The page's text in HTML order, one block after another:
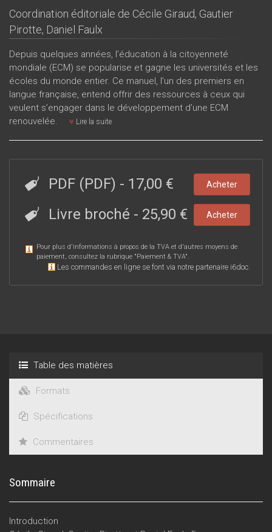
Coordination éditoriale de Cécile Giraud, Gautier
Pirotte, Daniel Faulx
Depuis quelques années, l'éducation à la citoyenneté
mondiale (ECM) se popularise et gagne les universités et les
écoles du monde entier. Ce manuel, l’un des premiers en
langue française, entend offrir des ressources à ceux qui
veulent s’engager dans le développement d’une ECM
renouvelée.
Lire la suite
PDF (PDF) - 17,00 € Acheter
Livre broché - 25,90 € Acheter
Pour plus d'informations à propos de la TVA et d'autres moyens de
paiement, consultez la rubrique "Paiement & TVA".
Les commandes en ligne se font via notre partenaire i6doc.
Table des matières
Formats
Spécifications
Commentaires
Sommaire
Introduction